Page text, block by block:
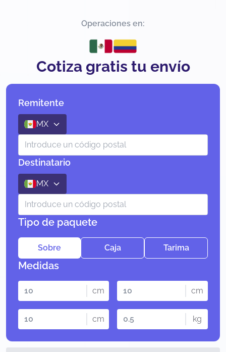
Operaciones en:
Cotiza gratis tu envío
Remitente
MX
Destinatario
MX
Tipo de paquete
Sobre Caja Tarima
Medidas
cm cm
cm kg